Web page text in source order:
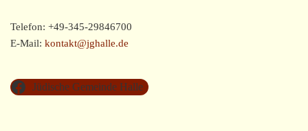
Telefon: +49-345-29846700
E-Mail: kontakt@jghalle.de
Jüdische Gemeinde Halle